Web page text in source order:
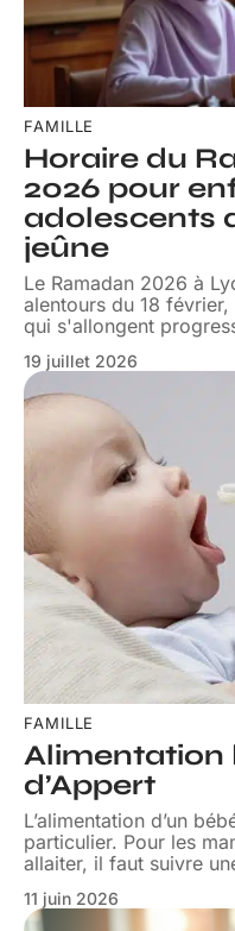
FAMILLE
Horaire du
2026 pour
adolescents
jeûne
Le Ramadan 2026 à
alentours du 18
qui s'allongent
19 juillet 2026
FAMILLE
Alimentation
d’Appert
L’alimentation d’un
particulier. Pour les
allaiter, il faut suivre
11 juin 2026